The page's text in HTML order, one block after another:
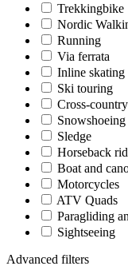
Trekkingbike
Nordic
Running
Via ferrata
Inline skating
Ski touring
Cross-
Snowshoeing
Sledge
Horseback
Boat and
Motorcycles
ATV Quads
Paragliding
Sightseeing
Advanced filters